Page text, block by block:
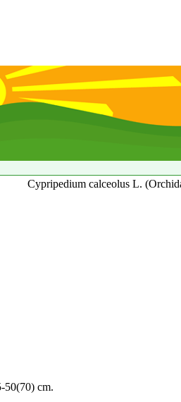
Cypripedium calceolus L.
50(70) cm.